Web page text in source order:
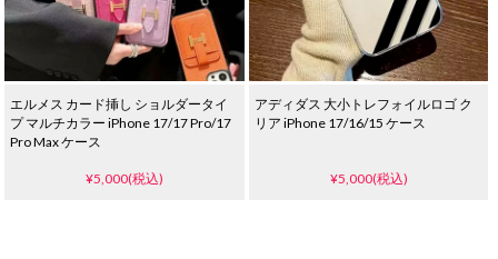
エルメス カード挿し ショルダータイ
プ マルチカラー iPhone 17/17 Pro/17
Pro Max ケース
¥5,000(税込)
アディダス 大小トレフォイルロゴ ク
リア iPhone 17/16/15 ケース
¥5,000(税込)